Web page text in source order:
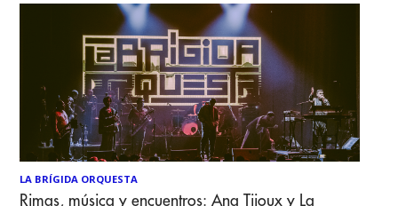
LA BRÍGIDA ORQUESTA
Rimas, música y encuentros: Ana Tijoux y La